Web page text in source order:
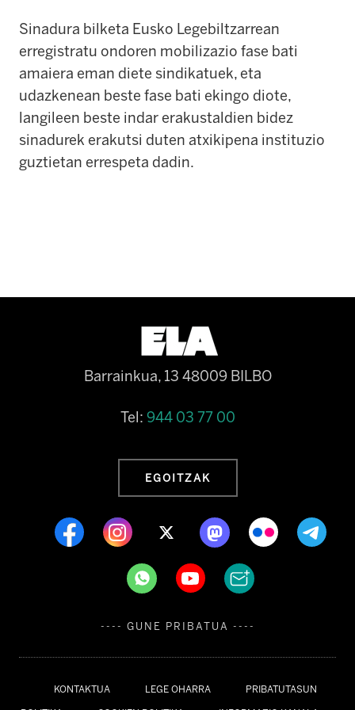
Sinadura bilketa Eusko Legebiltzarrean
erregistratu ondoren mobilizazio fase bati
amaiera eman diete sindikatuek, eta
udazkenean beste fase bati ekingo diote,
langileen beste indar erakustaldien bidez
sinadurek erakutsi duten atxikipena instituzio
guztietan errespeta dadin.
KONTAKTUA LEGE OHARRA PRIBATUTASUN
Barrainkua, 13 48009 BILBO
Tel: 944 03 77 00
EGOITZAK
---- GUNE PRIBATUA ----